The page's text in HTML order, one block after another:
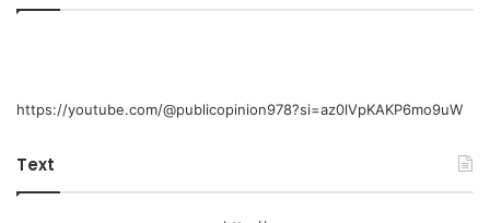
https://youtube.com/@publicopinion978?si=az0lVpKAKP6mo9uW
Text